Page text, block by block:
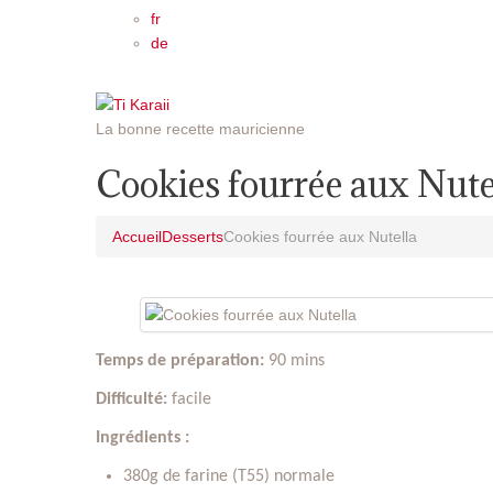
fr
de
La bonne recette mauricienne
Cookies fourrée aux
AccueilDessertsCookies fourrée aux Nutella
Temps de préparation: 90 mins
Difficulté: facile
Ingrédients :
380g de farine (T55) normale